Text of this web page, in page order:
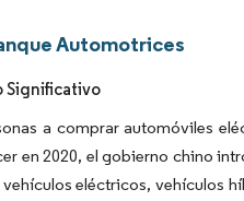
Automotrices
Significativo
a comprar automóviles
en 2020, el gobierno chino
eléctricos, vehículos